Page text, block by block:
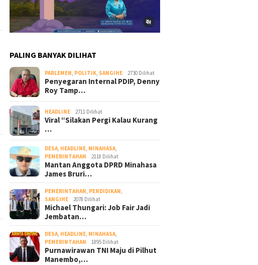
PALING BANYAK DILIHAT
PARLEMEN, POLITIK, SANGIHE 2730 Dilihat
Penyegaran Internal PDIP, Denny
Roy Tamp…
HEADLINE 2711 Dilihat
Viral “Silakan Pergi Kalau Kurang
…
DESA, HEADLINE, MINAHASA,
PEMERINTAHAN
2118 Dilihat
Mantan Anggota DPRD Minahasa
James Bruri…
PEMERINTAHAN, PENDIDIKAN,
SANGIHE
2078 Dilihat
Michael Thungari: Job Fair Jadi
Jembatan…
DESA, HEADLINE, MINAHASA,
PEMERINTAHAN
1895 Dilihat
Purnawirawan TNI Maju di Pilhut
Manembo,…